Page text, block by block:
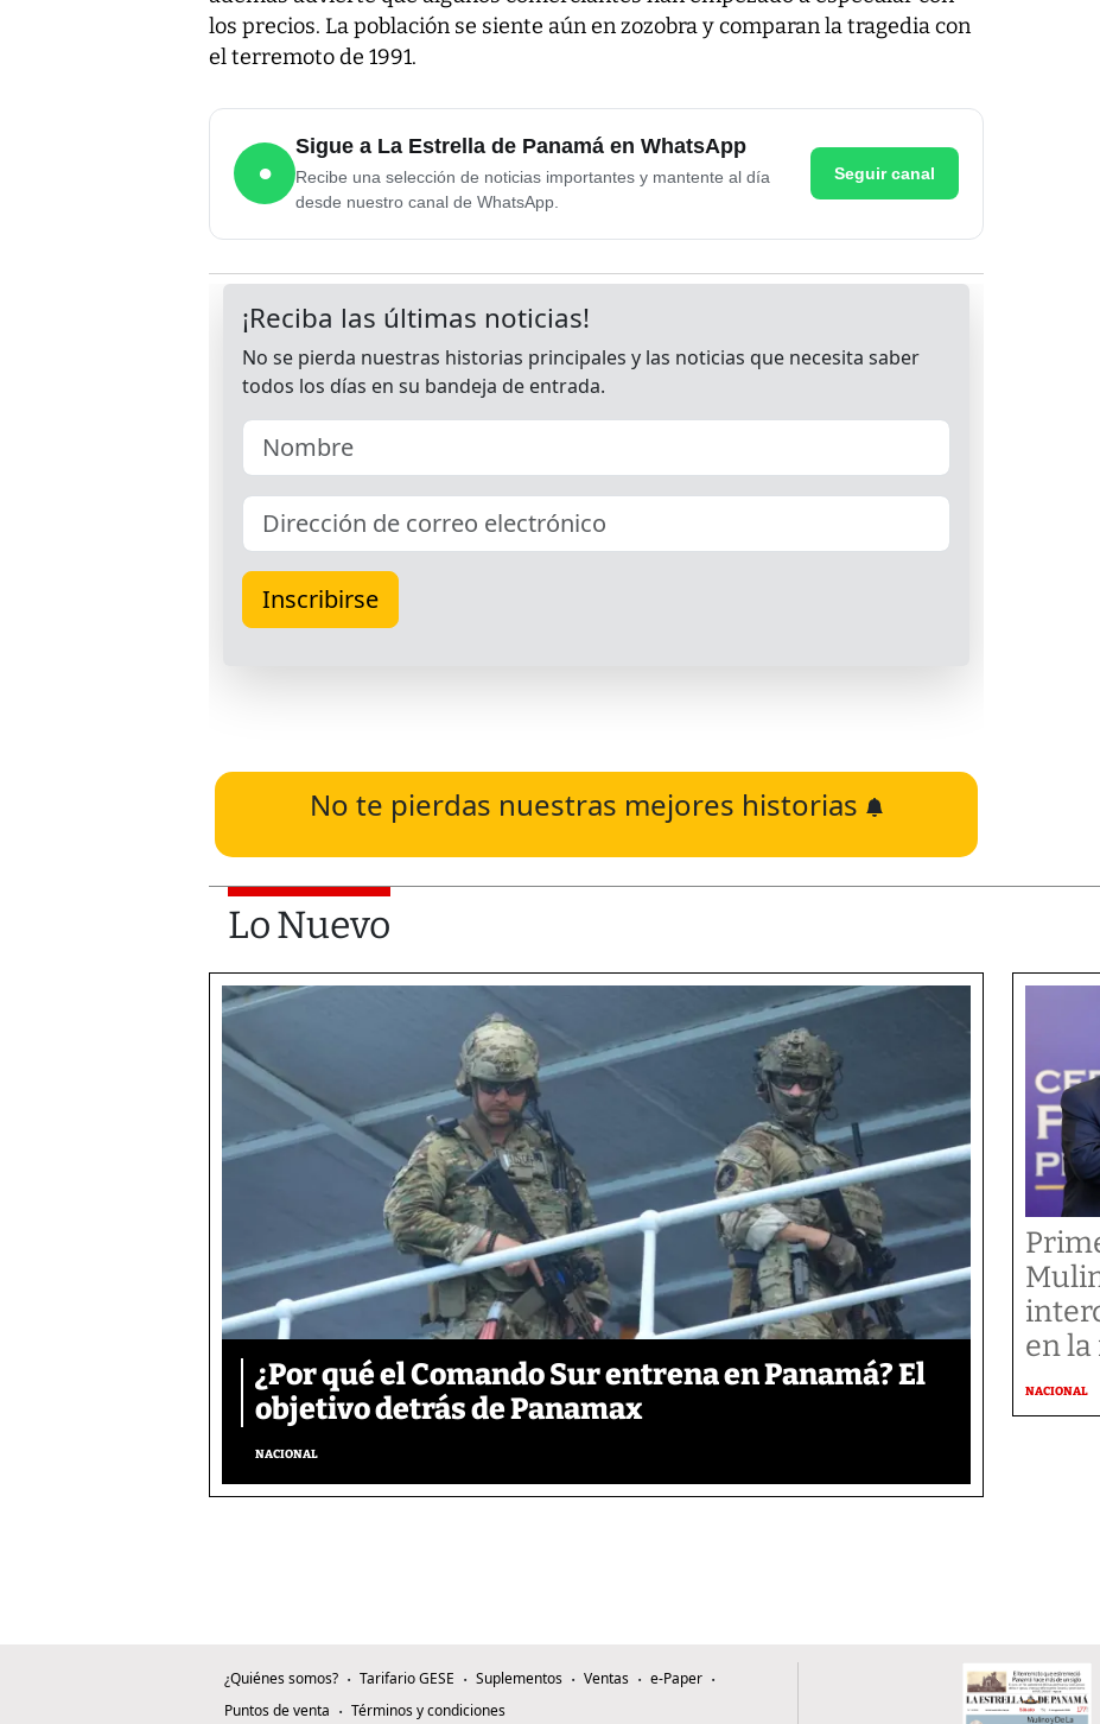
los precios. La población se siente aún en zozobra y comparan la tragedia con
el terremoto de 1991.
●
Sigue a La Estrella de Panamá en WhatsApp
Recibe una selección de noticias importantes y mantente al día
desde nuestro canal de WhatsApp.
Seguir canal
No te pierdas nuestras mejores historias
Lo Nuevo
¿Por qué el Comando Sur entrena en Panamá? El
objetivo detrás de Panamax
NACIONAL
en
NACIONAL
¿Quiénes somos? Tarifario GESE Suplementos Ventas
e-Paper
Puntos de venta
Términos y condiciones